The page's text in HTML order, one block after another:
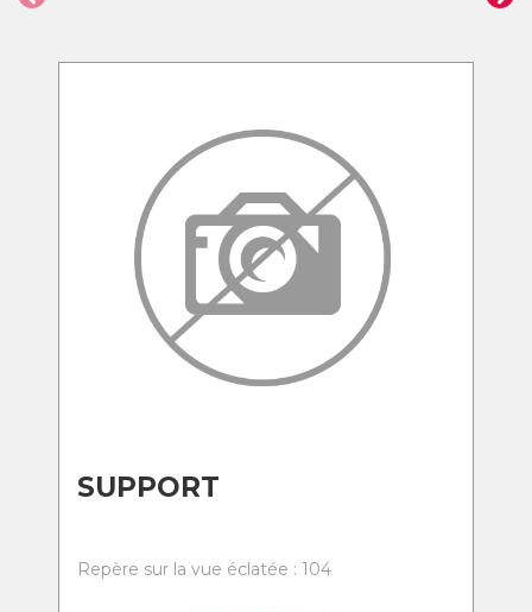
SUPPORT
Repère sur la vue éclatée : 104